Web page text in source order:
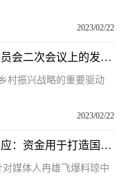
2023/02/22
市政协委员在政协第十四届琼海市委员会二次会议上的发言丨苏秋选：做强我市农业品牌 助力乡村振兴
村振兴战略的重要驱动
2023/02/22
1500万元采购足球装备？琼中女足回应：资金用于打造国际足球产业
媒体人冉雄飞爆料琼中